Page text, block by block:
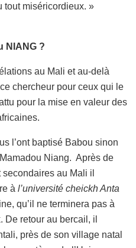
tout miséricordieux. »
NIANG ?
au Mali et au-delà
chercheur pour ceux qui le
pour la mise en valeur des
l’ont baptisé Babou sinon
Niang. Après de
au Mali il
à l’université cheickh Anta
qu’il ne terminera pas à
retour au bercail, il
près de son village natal